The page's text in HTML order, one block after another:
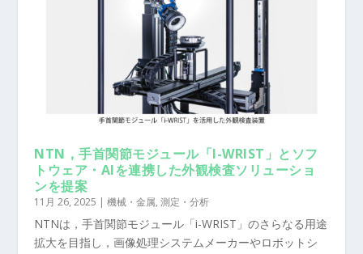
NTN，手首関節モジュール「I-WRIST」とソフ
トウェア・AIを連携した外観検査ソリューショ
ンを提案
11月 26, 2025 |機械・金属,測定・分析
NTNは，手首関節モジュール「i-WRIST」のさらなる用途
拡大を目指し，画像処理システムメーカーやロボットシ